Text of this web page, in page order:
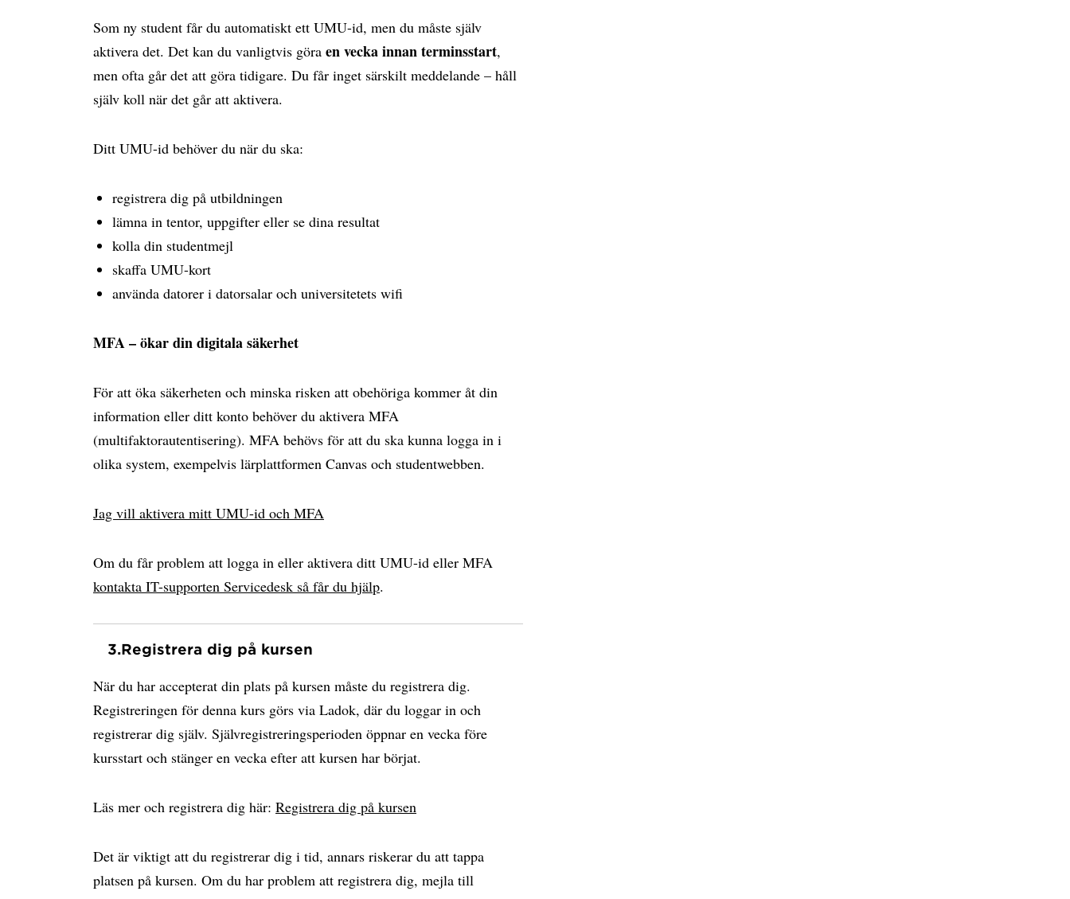
Som ny student får du automatiskt ett UMU-id, men du måste själv
aktivera det. Det kan du vanligtvis göra en vecka innan terminsstart,
men ofta går det att göra tidigare. Du får inget särskilt meddelande – håll
själv koll när det går att aktivera.
Ditt UMU-id behöver du när du ska:
registrera dig på utbildningen
lämna in tentor, uppgifter eller se dina resultat
kolla din studentmejl
skaffa UMU-kort
använda datorer i datorsalar och universitetets wifi
MFA – ökar din digitala säkerhet
För att öka säkerheten och minska risken att obehöriga kommer åt din
information eller ditt konto behöver du aktivera MFA
(multifaktorautentisering). MFA behövs för att du ska kunna logga in i
olika system, exempelvis lärplattformen Canvas och studentwebben.
Jag vill aktivera mitt UMU-id och MFA
Om du får problem att logga in eller aktivera ditt UMU-id eller MFA
kontakta IT-supporten Servicedesk så får du hjälp.
3.Registrera dig på kursen
När du har accepterat din plats på kursen måste du registrera dig.
Registreringen för denna kurs görs via Ladok, där du loggar in och
registrerar dig själv. Självregistreringsperioden öppnar en vecka före
kursstart och stänger en vecka efter att kursen har börjat.
Läs mer och registrera dig här: Registrera dig på kursen
Det är viktigt att du registrerar dig i tid, annars riskerar du att tappa
platsen på kursen. Om du har problem att registrera dig, mejla till